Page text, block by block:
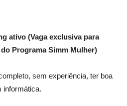
ativo (Vaga exclusiva para
Programa Simm Mulher)
sem experiência, ter boa
informática.